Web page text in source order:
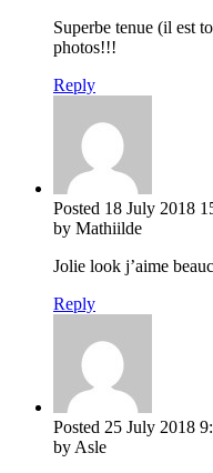
Superbe tenue (il est
photos!!!
Reply
Posted 18 July 2018
by Mathiilde
Jolie look j’aime
Reply
Posted 25 July 2018
by Asle